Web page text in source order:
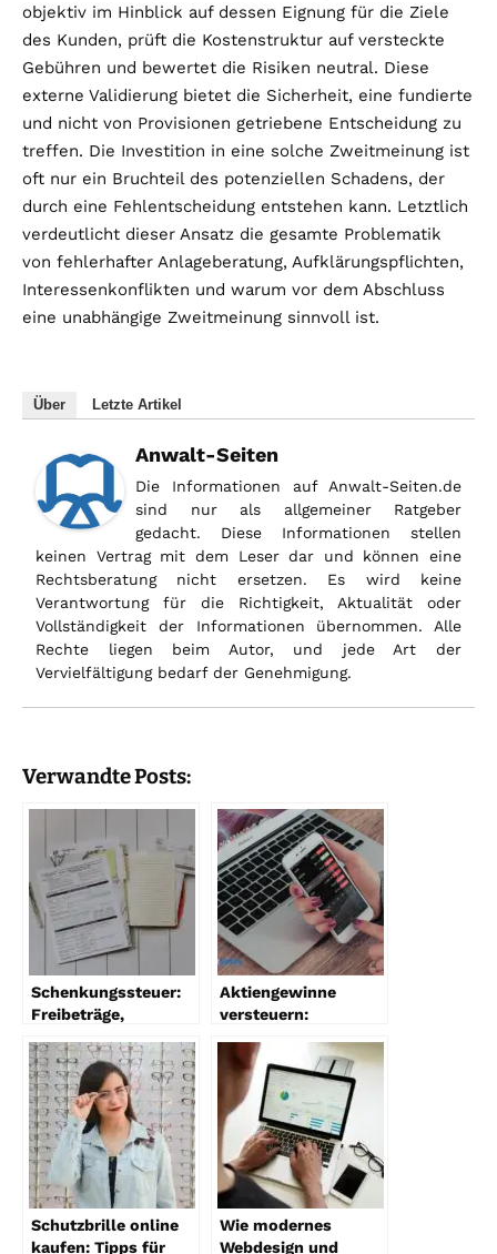
objektiv im Hinblick auf dessen Eignung für die Ziele
des Kunden, prüft die Kostenstruktur auf versteckte
Gebühren und bewertet die Risiken neutral. Diese
externe Validierung bietet die Sicherheit, eine fundierte
und nicht von Provisionen getriebene Entscheidung zu
treffen. Die Investition in eine solche Zweitmeinung ist
oft nur ein Bruchteil des potenziellen Schadens, der
durch eine Fehlentscheidung entstehen kann. Letztlich
verdeutlicht dieser Ansatz die gesamte Problematik
von fehlerhafter Anlageberatung, Aufklärungspflichten,
Interessenkonflikten und warum vor dem Abschluss
eine unabhängige Zweitmeinung sinnvoll ist.
Über Letzte Artikel
Anwalt-Seiten
Die Informationen auf Anwalt-Seiten.de
sind nur als allgemeiner Ratgeber
gedacht. Diese Informationen stellen
keinen Vertrag mit dem Leser dar und können eine
Rechtsberatung nicht ersetzen. Es wird keine
Verantwortung für die Richtigkeit, Aktualität oder
Vollständigkeit der Informationen übernommen. Alle
Rechte liegen beim Autor, und jede Art der
Vervielfältigung bedarf der Genehmigung.
Verwandte Posts:
Schenkungssteuer:
Freibeträge,
Tipps
Aktiengewinne
versteuern:
Steuersätze &
Optimierungstipps
Schutzbrille online
kaufen: Tipps für
Wie modernes
Webdesign und